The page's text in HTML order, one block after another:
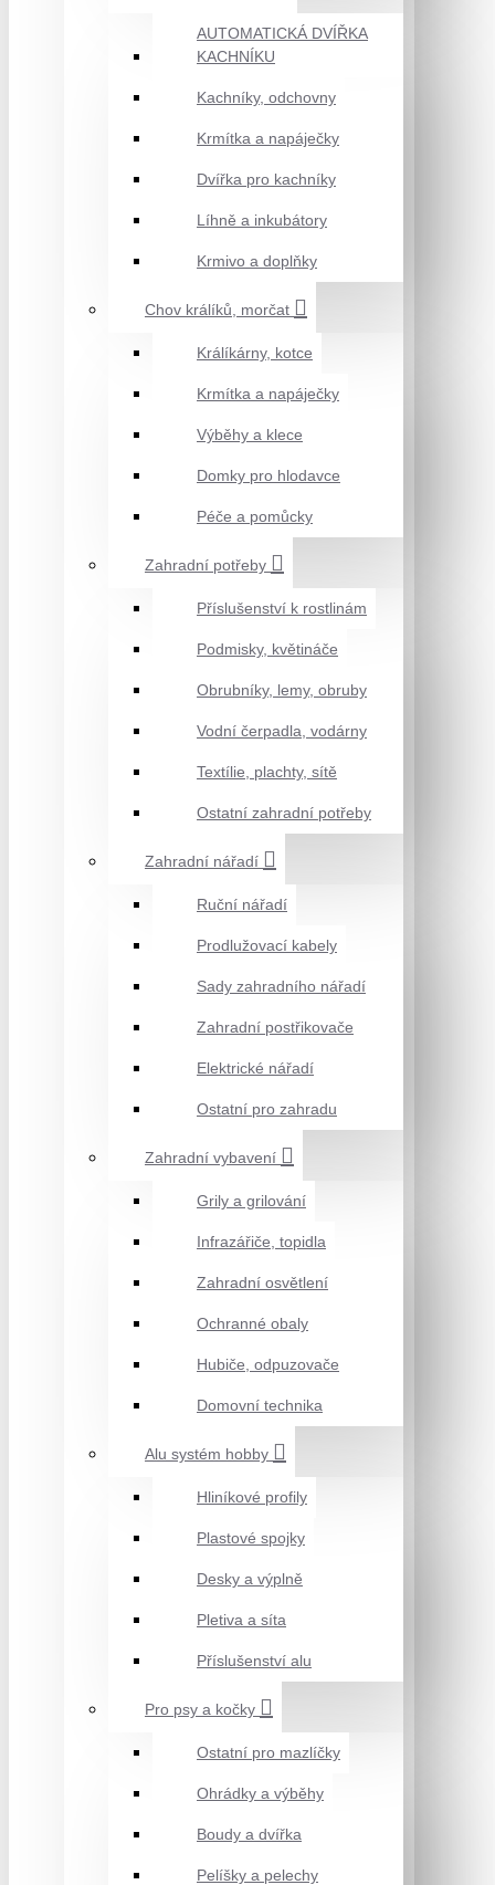
AUTOMATICKÁ DVÍŘKA
KACHNÍKU
Kachníky, odchovny
Krmítka a napáječky
Dvířka pro kachníky
Líhně a inkubátory
Krmivo a doplňky
Chov králíků, morčat
Králíkárny, kotce
Krmítka a napáječky
Výběhy a klece
Domky pro hlodavce
Péče a pomůcky
Zahradní potřeby
Příslušenství k rostlinám
Podmisky, květináče
Obrubníky, lemy, obruby
Vodní čerpadla, vodárny
Textílie, plachty, sítě
Ostatní zahradní potřeby
Zahradní nářadí
Ruční nářadí
Prodlužovací kabely
Sady zahradního nářadí
Zahradní postřikovače
Elektrické nářadí
Ostatní pro zahradu
Zahradní vybavení
Grily a grilování
Infrazářiče, topidla
Zahradní osvětlení
Ochranné obaly
Hubiče, odpuzovače
Domovní technika
Alu systém hobby
Hliníkové profily
Plastové spojky
Desky a výplně
Pletiva a síta
Příslušenství alu
Pro psy a kočky
Ostatní pro mazlíčky
Ohrádky a výběhy
Boudy a dvířka
Pelíšky a pelechy